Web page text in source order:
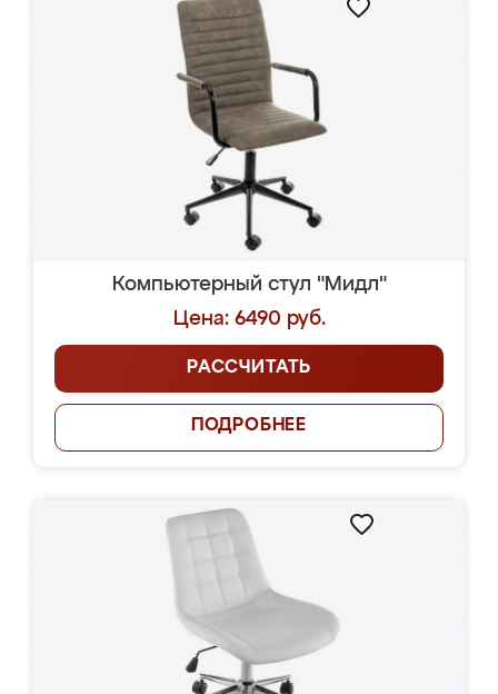
Компьютерный стул "Мидл"
Цена: 6490 руб.
РАССЧИТАТЬ
ПОДРОБНЕЕ